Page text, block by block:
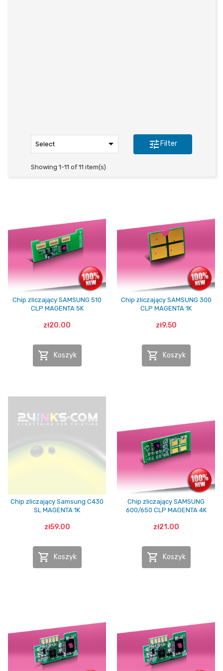
Select  tuneFilter
Showing 1-11 of 11 item(s)
Chip zliczający SAMSUNG 510
CLP MAGENTA 5K
zł20.00
 Koszyk
Chip zliczający SAMSUNG 300
CLP MAGENTA 1K
zł9.50
 Koszyk
Chip zliczający Samsung C430
SL MAGENTA 1K
zł59.00
 Koszyk
Chip zliczający SAMSUNG
600/650 CLP MAGENTA 4K
zł21.00
 Koszyk